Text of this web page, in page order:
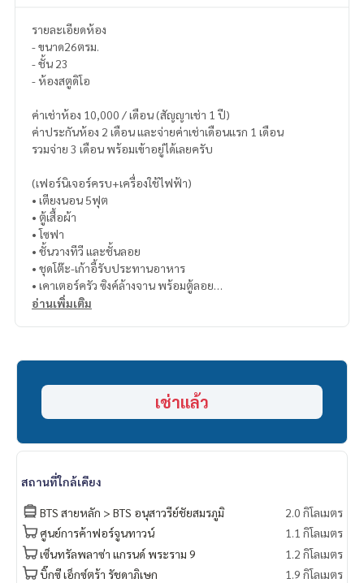
รายละเอียดห้อง
- ขนาด26ตรม.
- ชั้น 23
- ห้องสตูดิโอ
ค่าเช่าห้อง 10,000 / เดือน (สัญญาเช่า 1 ปี)
ค่าประกันห้อง 2 เดือน และจ่ายค่าเช่าเดือนแรก 1 เดือน
รวมจ่าย 3 เดือน พร้อมเข้าอยู่ได้เลยครับ
(เฟอร์นิเจอร์ครบ+เครื่องใช้ไฟฟ้า)
• เตียงนอน 5ฟุต
• ตู้เสื้อผ้า
• โซฟา
• ชั้นวางทีวี และชั้นลอย
• ชุดโต๊ะ-เก้าอี้รับประทานอาหาร
• เคาเตอร์ครัว ซิงค์ล้างจาน พร้อมตู้ลอย
• ตู้ใส่รองเท้า
• เครื่องทำน้ำอุ่น
• เครื่องปรับอากาศ (แอร์ใหม่ )
อ่านเพิ่มเติม
เช่าแล้ว
สถานที่ใกล้เคียง
BTS สายหลัก > BTS อนุสาวรีย์ชัยสมรภูมิ
2.0 กิโลเมตร
ศูนย์การค้าฟอร์จูนทาวน์
1.1 กิโลเมตร
เซ็นทรัลพลาซ่า แกรนด์ พระราม 9
1.2 กิโลเมตร
บิ๊กซี เอ็กซ์ตร้า รัชดาภิเษก
1.9 กิโลเมตร